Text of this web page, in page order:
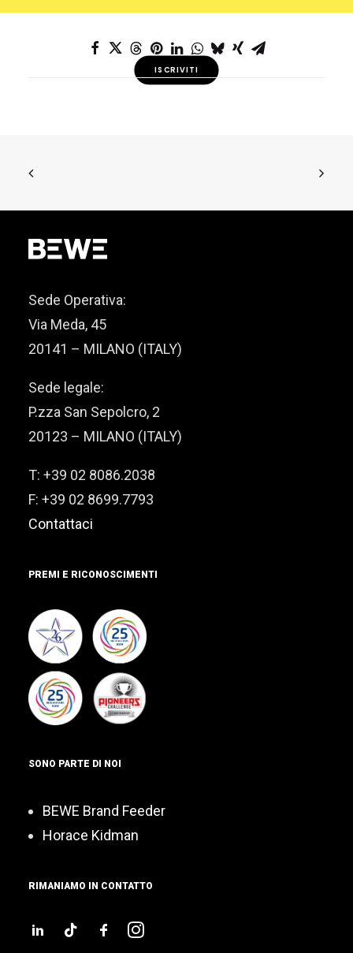
ISCRIVITI
Sede Operativa:
Via Meda, 45
20141 – MILANO (ITALY)
Sede legale:
P.zza San Sepolcro, 2
20123 – MILANO (ITALY)
T: +39 02 8086.2038
F: +39 02 8699.7793
Contattaci
PREMI E RICONOSCIMENTI
SONO PARTE DI NOI
BEWE Brand Feeder
Horace Kidman
RIMANIAMO IN CONTATTO